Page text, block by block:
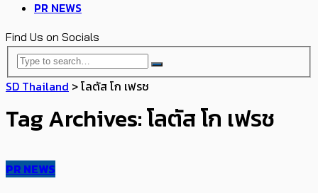
PR NEWS
Find Us on Socials
SD Thailand >โลตัส โก เฟรช
Tag Archives: โลตัส โก เฟรช
PR NEWS